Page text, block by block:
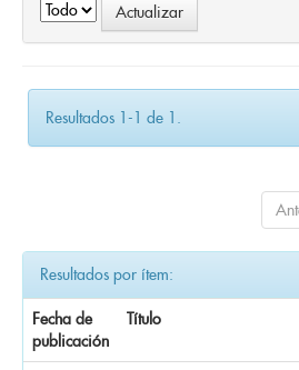
Resultados 1-1 de 1.
Resultados por ítem:
Fecha de
publicación
Título